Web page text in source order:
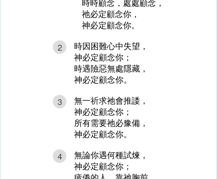
時時顧念，處處顧念，
祂必定顧念你，
神必定顧念你。
2
時因困難心中失望，
神必定顧念你；
時遇險惡無處隱藏，
神必定顧念你。
3
無一祈求祂會推諉，
神必定顧念你；
所有需要祂必豫備，
神必定顧念你。
4
無論你遇何種試煉，
神必定顧念你；